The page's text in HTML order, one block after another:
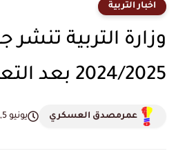
اخبار التربية
وزارة التربية
2024/2025 بعد التعديل
عمرمصدق العسكري يونيو 5, 2025